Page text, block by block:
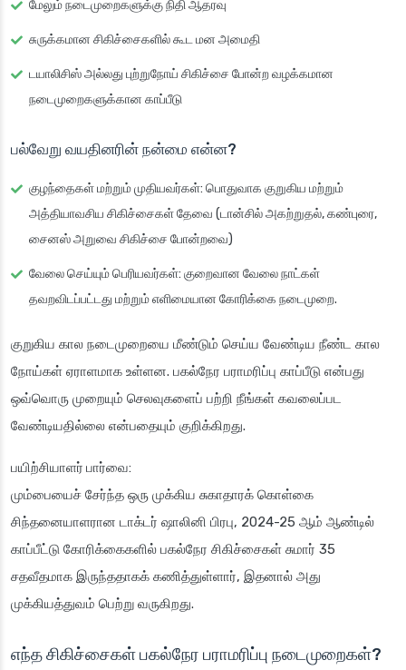
மேலும் நடைமுறைகளுக்கு நிதி ஆதரவு
சுருக்கமான சிகிச்சைகளில் கூட மன அமைதி
டயாலிசிஸ் அல்லது புற்றுநோய் சிகிச்சை போன்ற வழக்கமான
நடைமுறைகளுக்கான காப்பீடு
பல்வேறு வயதினரின் நன்மை என்ன?
குழந்தைகள் மற்றும் முதியவர்கள்: பொதுவாக குறுகிய மற்றும்
அத்தியாவசிய சிகிச்சைகள் தேவை (டான்சில் அகற்றுதல், கண்புரை,
சைனஸ் அறுவை சிகிச்சை போன்றவை)
வேலை செய்யும் பெரியவர்கள்: குறைவான வேலை நாட்கள்
தவறவிடப்பட்டது மற்றும் எளிமையான கோரிக்கை நடைமுறை.
குறுகிய கால நடைமுறையை மீண்டும் செய்ய வேண்டிய நீண்ட கால
நோய்கள் ஏராளமாக உள்ளன. பகல்நேர பராமரிப்பு காப்பீடு என்பது
ஒவ்வொரு முறையும் செலவுகளைப் பற்றி நீங்கள் கவலைப்பட
வேண்டியதில்லை என்பதையும் குறிக்கிறது.
பயிற்சியாளர் பார்வை:
மும்பையைச் சேர்ந்த ஒரு முக்கிய சுகாதாரக் கொள்கை
சிந்தனையாளரான டாக்டர் ஷாலினி பிரபு, 2024-25 ஆம் ஆண்டில்
காப்பீட்டு கோரிக்கைகளில் பகல்நேர சிகிச்சைகள் சுமார் 35
சதவீதமாக இருந்ததாகக் கணித்துள்ளார், இதனால் அது
முக்கியத்துவம் பெற்று வருகிறது.
எந்த சிகிச்சைகள் பகல்நேர பராமரிப்பு நடைமுறைகள்?